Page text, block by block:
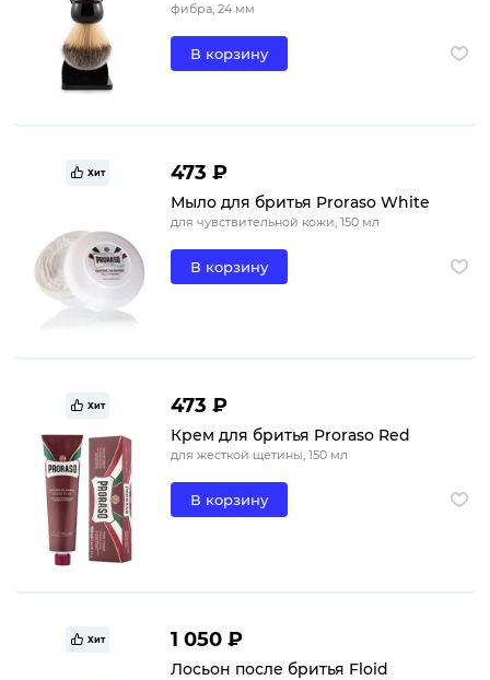
фибра, 24 мм
В корзину
Хит 473 ₽
Мыло для бритья Proraso White
для чувствительной кожи, 150 мл
В корзину
Хит 473 ₽
Крем для бритья Proraso Red
для жесткой щетины, 150 мл
В корзину
Хит 1 050 ₽
Лосьон после бритья Floid